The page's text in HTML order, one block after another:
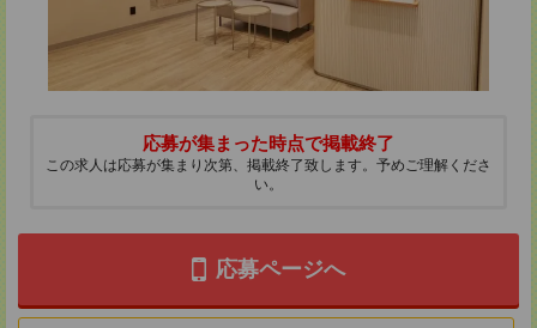
応募が集まった時点で掲載終了
この求人は応募が集まり次第、掲載終了致します。予めご理解くださ
い。
応募ページへ